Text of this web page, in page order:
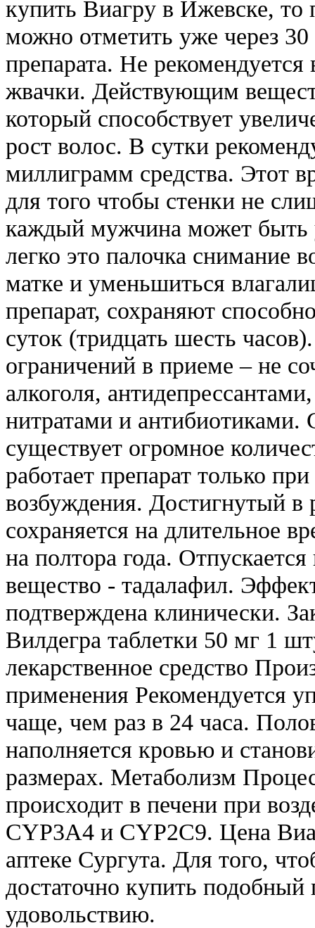
купить Виагру в Ижевске, то
можно отметить уже через
препарата. Не
жвачки. Действующим
который способствует
рост волос. В сутки
миллиграмм средства. Этот
для того чтобы стенки не
каждый мужчина может быть
легко это палочка снимание
матке и уменьшиться
препарат, сохраняют
суток (тридцать шесть
ограничений в приеме – не
алкоголя,
нитратами и антибиотиками.
существует огромное
работает препарат только
возбуждения. Достигнутый в
сохраняется на длительное
на полтора года.
вещество - тадалафил.
подтверждена клинически.
Вилдегра таблетки 50 мг 1
лекарственное средство
применения Рекомендуется
чаще, чем раз в 24 часа.
наполняется кровью и
размерах. Метаболизм
происходит в печени при
CYP3A4 и CYP2С9. Цена
аптеке Сургута. Для того,
достаточно купить подобный
удовольствию.